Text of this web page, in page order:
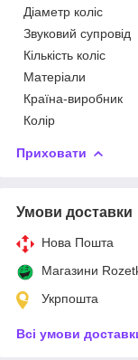
Діаметр коліс
Звуковий супровід
Кількість коліс
Матеріали
Країна-виробник
Колір
Приховати
Умови доставки
Нова Пошта
Магазини
Укрпошта
Всі умови